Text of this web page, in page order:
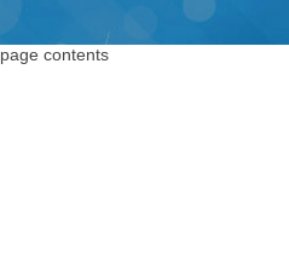
page contents